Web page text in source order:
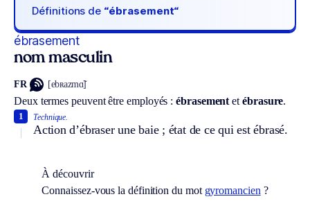
Définitions de “ébrasement“
ébrasement
nom masculin
FR [ebʀazmɑ̃]
Deux termes peuvent être employés :ébrasement etébrasure.
Technique.
Action d’ébraser une baie ; état de ce qui est ébrasé.
1
À découvrir
Connaissez-vous la définition du mot gyromancien ?